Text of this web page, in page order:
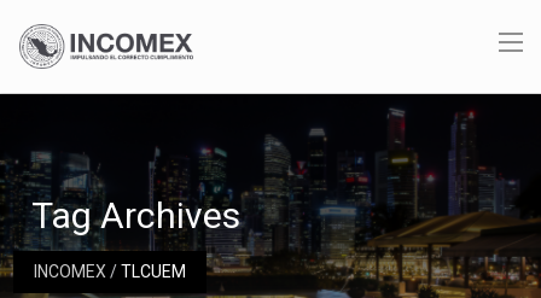
INCOMEX/TLCUEM
Tag Archives